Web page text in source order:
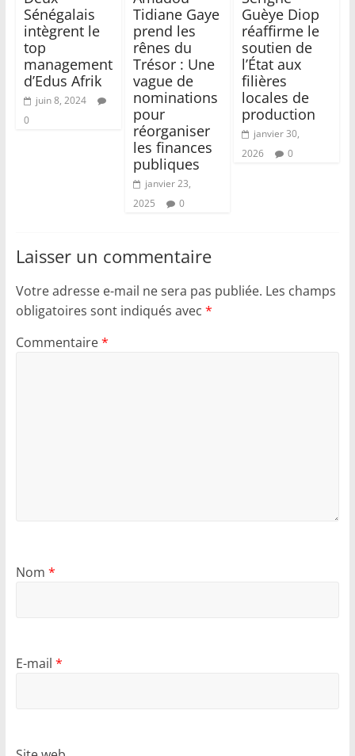
Sénégalais
intègrent le
top
management
d’Edus Afrik
juin 8, 2024
0
Tidiane Gaye
prend les
rênes du
Trésor : Une
vague de
nominations
pour
réorganiser
les finances
publiques
janvier 23,
2025
0
Guèye Diop
réaffirme le
soutien de
l’État aux
filières
locales de
production
janvier 30,
2026
0
Laisser un commentaire
Votre adresse e-mail ne sera pas publiée. Les champs
obligatoires sont indiqués avec *
Commentaire*
Nom *
E-mail *